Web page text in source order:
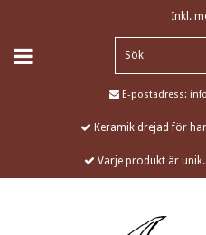
Inkl.
E-postadress:
Keramik drejad för
Varje produkt är unik.